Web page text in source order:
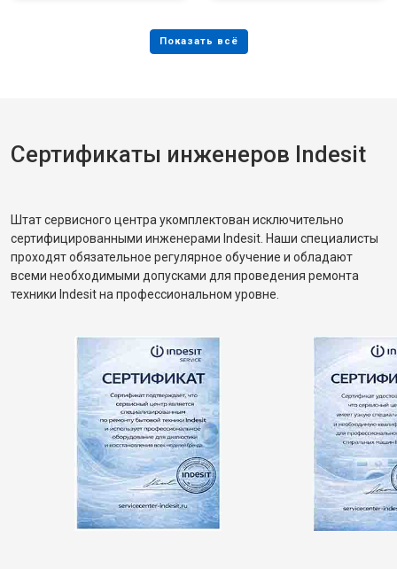
Сертификаты инженеров Indesit
Штат сервисного центра укомплектован исключительно
сертифицированными инженерами Indesit. Наши специалисты
проходят обязательное регулярное обучение и обладают
всеми необходимыми допусками для проведения ремонта
техники Indesit на профессиональном уровне.